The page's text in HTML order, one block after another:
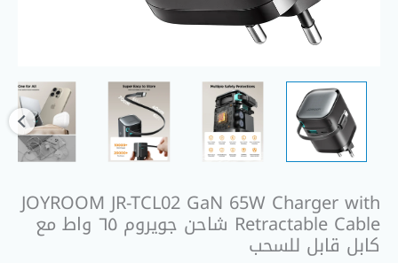
JOYROOM JR-TCL02 GaN 65W Charger with
Retractable Cable شاحن جويروم ٦٥ واط مع
كابل قابل للسحب